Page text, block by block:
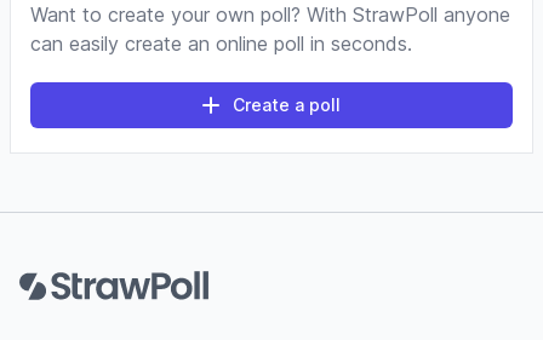
Want to create your own poll? With StrawPoll anyone
can easily create an online poll in seconds.
Create a poll